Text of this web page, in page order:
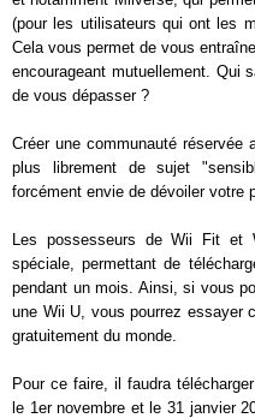
(pour les utilisateurs qui ont les
Cela vous permet de vous
encourageant mutuellement. Qui
de vous dépasser ?
Créer une communauté réservée
plus librement de sujet
forcément envie de dévoiler votre
Les possesseurs de Wii Fit
spéciale, permettant de
pendant un mois. Ainsi, si vous
une Wii U, vous pourrez essayer
gratuitement du monde.
Pour ce faire, il faudra
le 1er novembre et le 31 janvier